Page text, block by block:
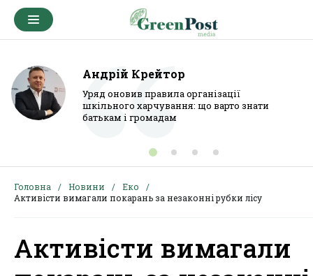
Андрій Крейтор
Уряд оновив правила організації
шкільного харчування: що варто знати
батькам і громадам
Головна Новини
Еко
Активісти вимагали покарань за незаконні рубки лісу
Активісти вимагали